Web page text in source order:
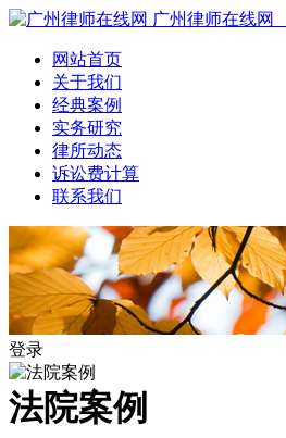
广州律师在线网
网站首页
关于我们
经典案例
实务研究
律所动态
诉讼费计算
联系我们
登录
法院案例